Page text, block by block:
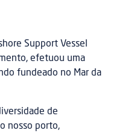
Support Vessel
efetuou uma
fundeado no Mar da
de
nosso porto,